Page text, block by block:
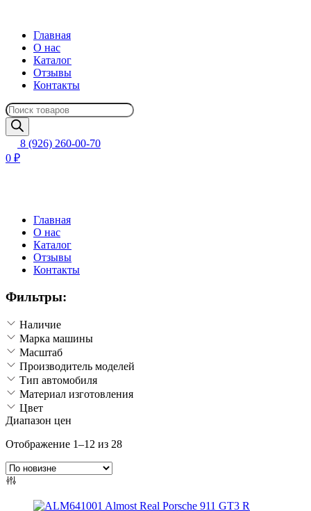
Главная
О нас
Каталог
Отзывы
Контакты
Поиск
товаров
8 (926) 260-00-70
0 ₽
Главная
О нас
Каталог
Отзывы
Контакты
Фильтры:
Наличие
Марка машины
Масштаб
Производитель моделей
Тип автомобиля
Материал изготовления
Цвет
Диапазон цен
Отображение 1–12 из 28Сортировка: